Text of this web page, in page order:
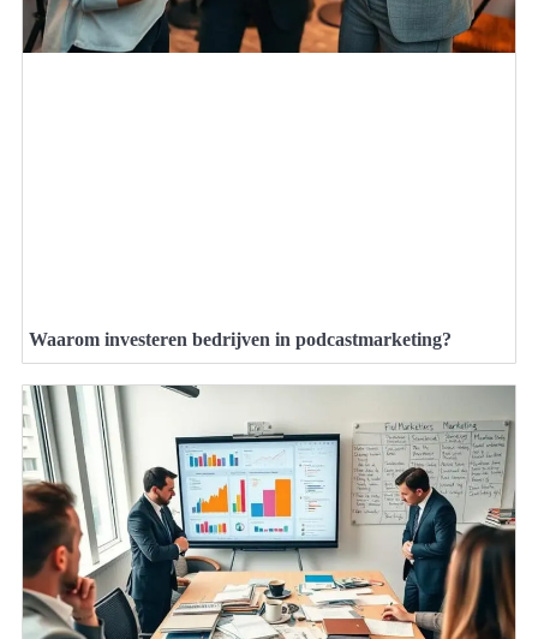
Waarom investeren bedrijven in podcastmarketing?